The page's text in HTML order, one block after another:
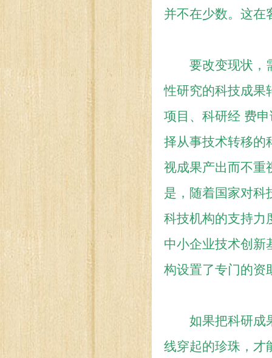
并不在少数。这在
要改变现状，需
性研究的科技成果
项目、科研经 费
择从事技术转移的
视成果产出而不重
是，随着国家对科
科技机构的支持力
中小企业技术创新
构设置了专门的资
如果把科研成果
线穿起的珍珠，才